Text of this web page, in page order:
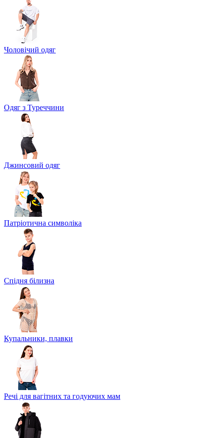
Чоловічий одяг
Одяг з Туреччини
Джинсовий одяг
Патріотична символіка
Спідня білизна
Купальники, плавки
Речі для вагітних та годуючих мам